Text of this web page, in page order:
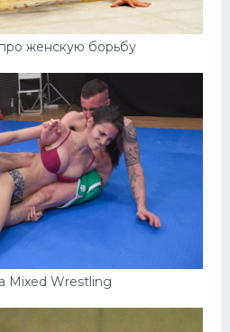
женскую борьбу
Mixed Wrestling